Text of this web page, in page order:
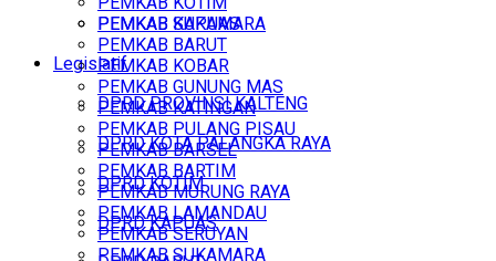
PEMKAB SUKAMARA
Legislatif
DPRD PROVINSI KALTENG
DPRD KOTA PALANGKA RAYA
DPRD KOTIM
DPRD KAPUAS
PEMKAB KAPUAS
PEMKAB BARUT
PEMKAB KOBAR
PEMKAB GUNUNG MAS
PEMKAB KATINGAN
PEMKAB PULANG PISAU
PEMKAB BARSEL
PEMKAB BARTIM
PEMKAB MURUNG RAYA
PEMKAB LAMANDAU
PEMKAB SERUYAN
PEMKAB SUKAMARA